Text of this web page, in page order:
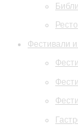
Фестивали и